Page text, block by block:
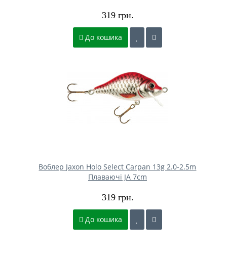
319 грн.
До кошика
Воблер Jaxon Holo Select Carpan 13g 2.0-2.5m
Плаваючі JA 7cm
319 грн.
До кошика